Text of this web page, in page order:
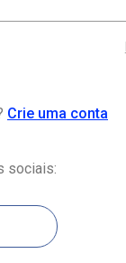
Crie uma conta
sociais: